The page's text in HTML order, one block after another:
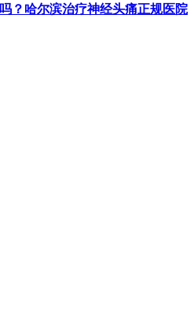
？哈尔滨治疗神经头痛正规医院